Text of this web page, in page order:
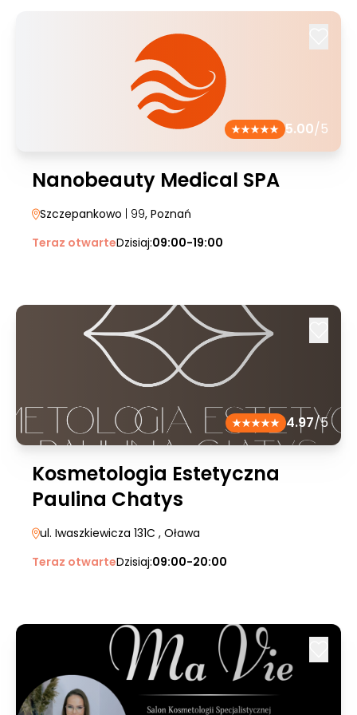
5.00/5
Nanobeauty Medical SPA
Szczepankowo | 99, Poznań
Teraz otwarteDzisiaj:09:00-19:00
4.97/5
Kosmetologia Estetyczna
Paulina Chatys
ul. Iwaszkiewicza 131C , Oława
Teraz otwarteDzisiaj:09:00-20:00